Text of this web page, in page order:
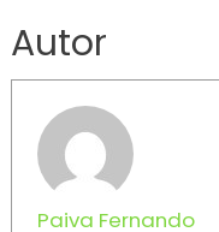
Autor
Paiva Fernando